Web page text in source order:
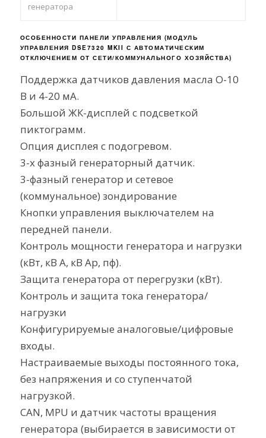
генератора
ОСОБЕННОСТИ ПАНЕЛИ УПРАВЛЕНИЯ (МОДУЛЬ
УПРАВЛЕНИЯ DSE7320 MKII С АВТОМАТИЧЕСКИМ
ОТКЛЮЧЕНИЕМ ОТ СЕТИ/КОММУНАЛЬНОГО ХОЗЯЙСТВА)
Поддержка датчиков давления масла O-10
В и 4-20 мА.
Большой ЖК-дисплей с подсветкой
пиктограмм.
Опция дисплея с подогревом.
3-х фазный генераторный датчик.
3-фазный генератор и сетевое
(коммунальное) зондирование
Кнопки управления выключателем на
передней панели.
Контроль мощности генератора и нагрузки
(кВт, кВ А, кВ Ар, пф).
Защита генератора от перегрузки (кВт).
Контроль и защита тока генератора/
нагрузки
Конфигурируемые аналоговые/цифровые
входы.
Настраиваемые выходы постоянного тока,
без напряжения и со ступенчатой
нагрузкой.
CAN, MPU и датчик частоты вращения
генератора (выбирается в зависимости от